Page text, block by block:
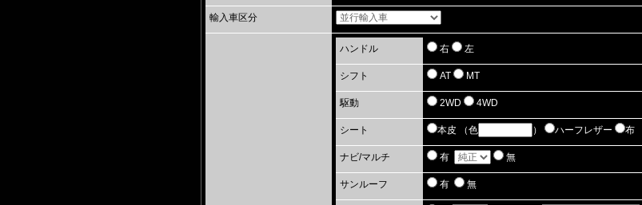
輸入車区分
ハンドル 右 左
シフト AT MT
駆動 2WD 4WD
シート 本皮 （色 ） ハーフレザー 布
ナビ/マルチ 有 無
サンルーフ 有 無